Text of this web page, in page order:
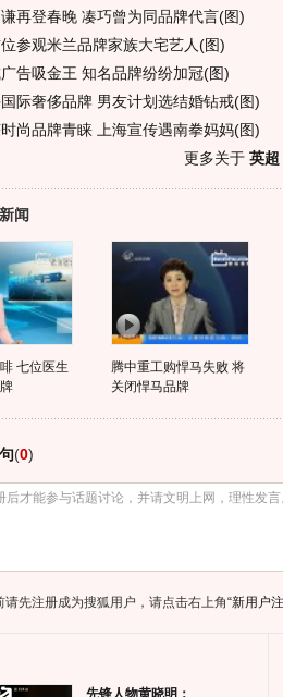
再登春晚 凑巧曾为同品牌代言(图)
参观米兰品牌家族大宅艺人(图)
告吸金王 知名品牌纷纷加冠(图)
际奢侈品牌 男友计划选结婚钻戒(图)
尚品牌青睐 上海宣传遇南拳妈妈(图)
更多关于 英超
闻
七位医生
腾中重工购悍马失败 将
关闭悍马品牌
(0)
请先注册成为搜狐用户，请点击右上角“新用户
先锋人物黄晓明：